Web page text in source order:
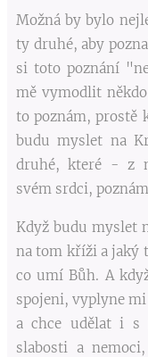
Možná by bylo
ty druhé, aby
si toto poznání
mě vymodlit
to poznám, prostě
budu myslet na
druhé, které - z
svém srdci,
Když budu myslet
na tom kříži a jaký
co umí Bůh. A
spojeni, vyplyne
a chce udělat i s
slabosti a